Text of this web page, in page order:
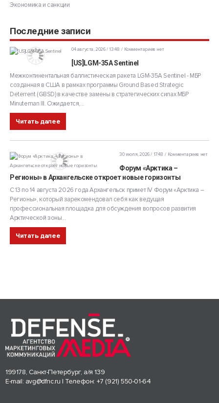
Экономика и санкции
Последние записи
04 августа, 2026 / 13:48 Комментариев нет
[US]LGM-35A Sentinel
Межконтинентальная баллистическая ракета LGM-35A Sentinel - МБР
созданная в США в рамках программы Ground Based Strategic
Deterrent (GBSD) в качестве замены в стратегических силах МБР
Minuteman III. Ожидается,...
Читать далее
30 июля, 2026 / 17:48 Комментариев нет
Форум «Арктика –
Регионы» в Архангельске откроет новые горизонты
С 13 по 14 августа 2026 года Архангельск примет IV Форум «Арктика –
Регионы», который зарекомендовал себя как ведущая
профессиональная площадка для обсуждения вопросов развития
Арктической зоны...
Читать далее
199178, Санкт-Петербург, а/я 139
E-mail: avg@dfnc.ru | Телефон: +7 (921) 550-01-64